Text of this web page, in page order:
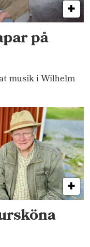
på
musik i Wilhelm